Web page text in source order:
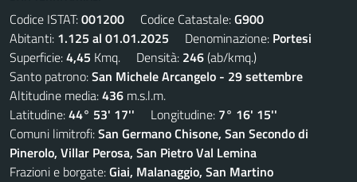
Codice ISTAT:001200 Codice Catastale:G900
Abitanti: 1.125 al 01.01.2025 Denominazione: Portesi
Superficie:4,45 Kmq. Densità: 246(ab/kmq.)
Santo patrono:San Michele Arcangelo - 29 settembre
Altitudine media:436 m.s.l.m.
Latitudine:44° 53' 17'' Longitudine: 7° 16' 15''
Comuni limitrofi:San Germano Chisone, San Secondo di
Pinerolo, Villar Perosa, San Pietro Val Lemina
Frazioni e borgate:Giai, Malanaggio, San Martino